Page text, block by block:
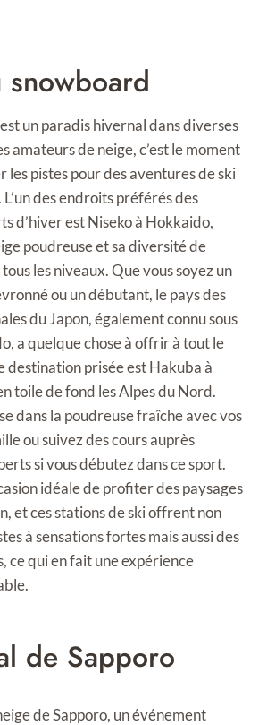
un paradis hivernal dans diverses
amateurs de neige, c’est le moment
les pistes pour des aventures de ski
des endroits préférés des
d’hiver est Niseko à Hokkaido,
poudreuse et sa diversité de
les niveaux. Que vous soyez un
ou un débutant, le pays des
du Japon, également connu sous
a quelque chose à offrir à tout le
destination prisée est Hakuba à
toile de fond les Alpes du Nord.
dans la poudreuse fraîche avec vos
ou suivez des cours auprès
si vous débutez dans ce sport.
idéale de profiter des paysages
et ces stations de ski offrent non
à sensations fortes mais aussi des
ce qui en fait une expérience
de Sapporo
de Sapporo, un événement